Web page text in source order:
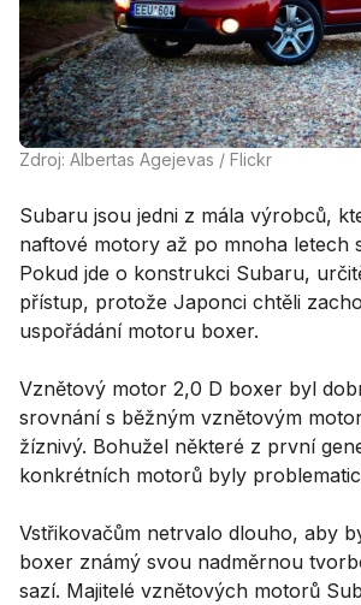
Zdroj: Albertas Agejevas / Flickr
Subaru jsou jedni z mála výrobců,
naftové motory až po mnoha letech
Pokud jde o konstrukci Subaru,
přístup, protože Japonci chtěli
uspořádání motoru boxer.
Vznětový motor 2,0 D boxer byl
srovnání s běžným vznětovým
žíznivý. Bohužel některé z první
konkrétních motorů byly
Vstřikovačům netrvalo dlouho, aby
boxer známý svou nadměrnou
sazí. Majitelé vznětových motorů